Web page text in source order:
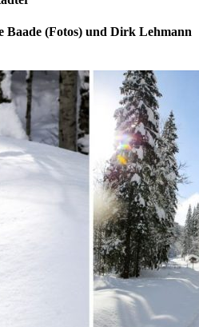
Baade (Fotos) und Dirk Lehmann